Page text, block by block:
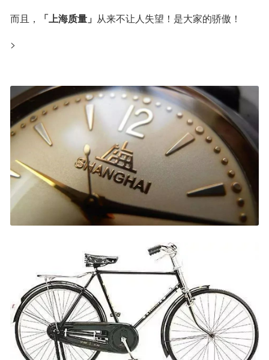
而且，
「上海质量」 从来不让人失望！是大家的骄傲！
>